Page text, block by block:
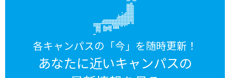
各キャンパスの「今」を随時更新！
あなたに近いキャンパスの